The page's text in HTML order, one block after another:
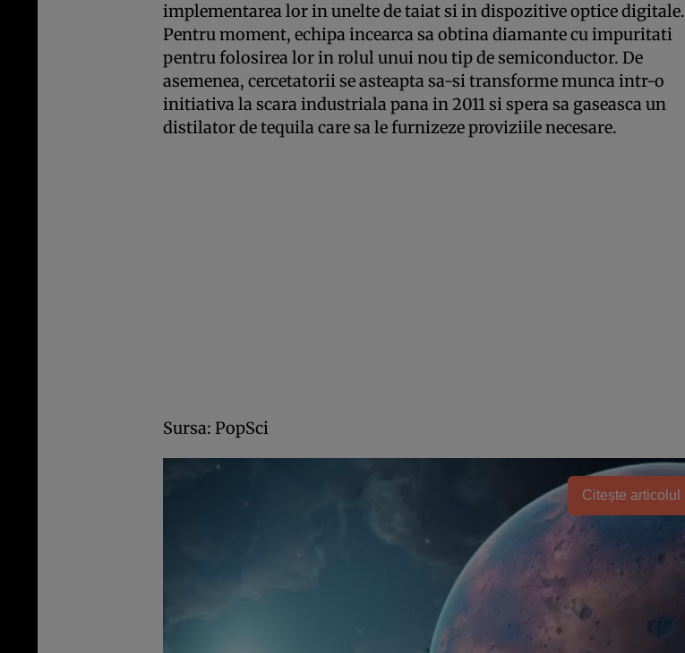
implementarea lor in unelte de taiat si in dispozitive optice digitale.
Pentru moment, echipa incearca sa obtina diamante cu impuritati
pentru folosirea lor in rolul unui nou tip de semiconductor. De
asemenea, cercetatorii se asteapta sa-si transforme munca intr-o
initiativa la scara industriala pana in 2011 si spera sa gaseasca un
distilator de tequila care sa le furnizeze proviziile necesare.
Sursa: PopSci
Citește articolul